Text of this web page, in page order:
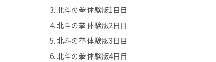
北斗の拳 体験版1日目
北斗の拳 体験版2日目
北斗の拳 体験版3日目
北斗の拳 体験版4日目